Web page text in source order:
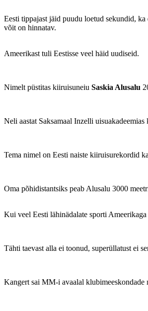
Eesti tippajast jäid puudu loetud sekundid,
võit on hinnatav.
Ameerikast tuli Eestisse veel häid uudiseid.
Nimelt püstitas kiiruisuneiu Saskia Alusalu
Neli aastat Saksamaal Inzelli
Tema nimel on Eesti naiste kiiruisurekordid
Oma põhidistantsiks peab Alusalu 3000
Kui veel Eesti lähinädalate sporti
Tähti taevast alla ei toonud, superüllatust ei
Kangert sai MM-i avaalal klubimeeskondade